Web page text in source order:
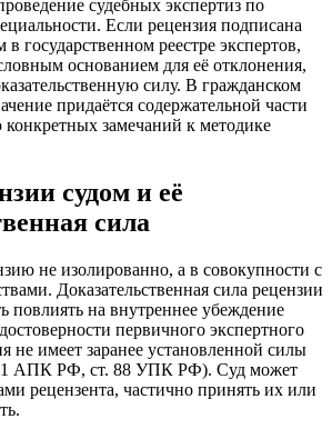
судебных экспертиз по
Если рецензия подписана
государственном реестре экспертов,
основанием для её отклонения,
силу. В гражданском
придаётся содержательной части
замечаний к методике
судом и её
сила
не изолированно, а в совокупности с
Доказательственная сила рецензии
повлиять на внутреннее убеждение
первичного экспертного
не имеет заранее установленной силы
АПК РФ, ст. 88 УПК РФ). Суд может
рецензента, частично принять их или